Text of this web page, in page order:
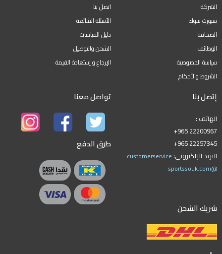
الشركة
سبورت سوك
الصحافة
الوظائف
سياسة الخصوصية
الشروط والأحكام
اتصل بنا
الأسئلة الشائعة
دليل القياسات
الشحن والتوصيل
الإرجاع و إستعادة القيمة
إتصل بنا
الهاتف :
+965 22200967
+965 22257345
البريد الإلكتروني: customerservice
@sportssouk.com
تواصل معنا
طرق الدفع
شريك الشحن